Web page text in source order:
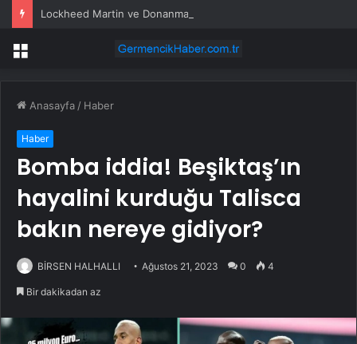
Menü
Anasayfa / Haber
Haber
Bomba iddia! Beşiktaş’ın
hayalini kurduğu Talisca
bakın nereye gidiyor?
BİRSEN HALHALLI Ağustos 21, 2023 0 4
Bir dakikadan az